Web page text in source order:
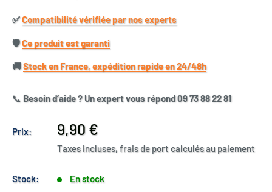
✅​Compatibilité vérifiée par nos experts
🛡️​Ce produit est garanti
🚚​Stock en France, expédition rapide en 24/48h
📞 Besoin d’aide ? Un expert vous répond 09 73 88 22 81
Prix:
Prix
réduit
9,90 €
Taxes incluses, frais de port calculés au paiement
Stock: En stock